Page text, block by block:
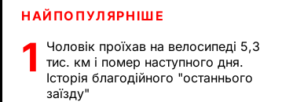
НАЙПОПУЛЯРНІШЕ
1
Чоловік проїхав на велосипеді 5,3
тис. км і помер наступного дня.
Історія благодійного "останнього
заїзду"